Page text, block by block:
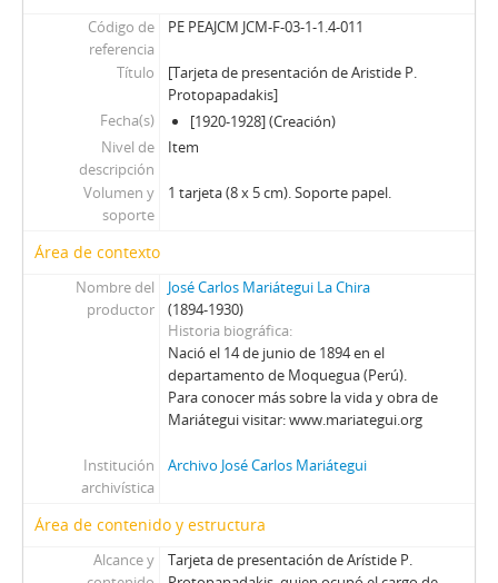
Código de
referencia
PE PEAJCM JCM-F-03-1-1.4-011
Título
[Tarjeta de presentación de Aristide P.
Protopapadakis]
Fecha(s)
[1920-1928] (Creación)
Nivel de
descripción
Item
Volumen y
soporte
1 tarjeta (8 x 5 cm). Soporte papel.
Área de contexto
Nombre del
productor
José Carlos Mariátegui La Chira
(1894-1930)
Historia biográfica
Nació el 14 de junio de 1894 en el
departamento de Moquegua (Perú).
Para conocer más sobre la vida y obra de
Mariátegui visitar: www.mariategui.org
Institución
archivística
Archivo José Carlos Mariátegui
Área de contenido y estructura
Alcance y
Tarjeta de presentación de Arístide P.